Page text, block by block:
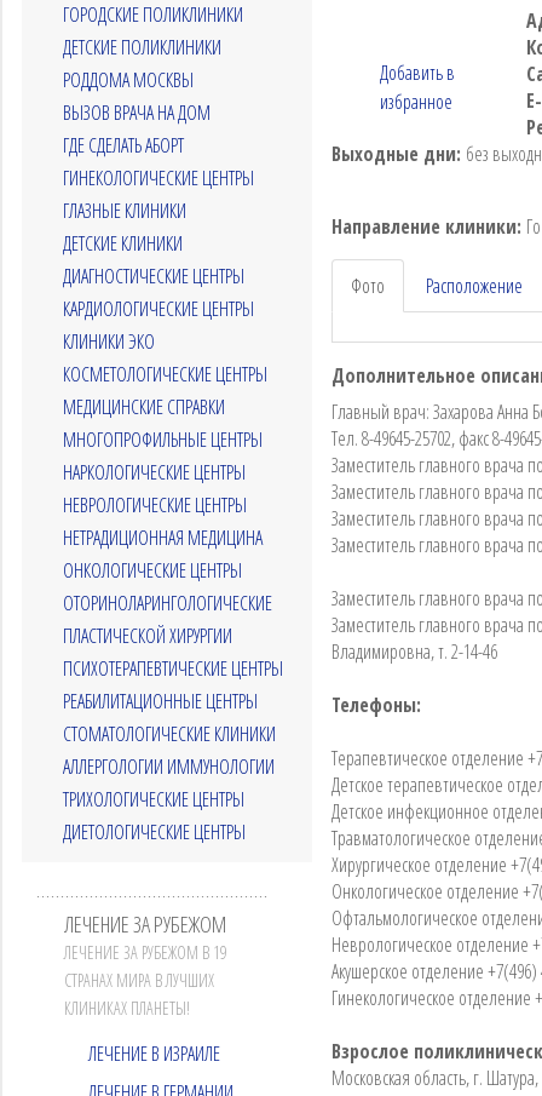
Добавить в
избранное
Выходные дни: без
Направление клиники:
Фото Расположение
Дополнительное
Главный врач: Захарова Анна
Тел. 8-49645-25702, факс 8-
Заместитель главного врача
Заместитель главного врача
Заместитель главного врача
Заместитель главного врача
Заместитель главного врача
Заместитель главного
Владимировна, т. 2-14-46
Телефоны:
Терапевтическое отделение
Детское терапевтическое
Детское инфекционное
Травматологическое
Хирургическое отделение
Онкологическое отделение
Офтальмологическое
Неврологическое отделение
Акушерское отделение +7(496)
Гинекологическое отделение
Взрослое
Московская область, г.
ГОРОДСКИЕ ПОЛИКЛИНИКИ
ДЕТСКИЕ ПОЛИКЛИНИКИ
РОДДОМА МОСКВЫ
ВЫЗОВ ВРАЧА НА ДОМ
ГДЕ СДЕЛАТЬ АБОРТ
ГИНЕКОЛОГИЧЕСКИЕ ЦЕНТРЫ
ГЛАЗНЫЕ КЛИНИКИ
ДЕТСКИЕ КЛИНИКИ
ДИАГНОСТИЧЕСКИЕ ЦЕНТРЫ
КАРДИОЛОГИЧЕСКИЕ ЦЕНТРЫ
КЛИНИКИ ЭКО
КОСМЕТОЛОГИЧЕСКИЕ ЦЕНТРЫ
МЕДИЦИНСКИЕ СПРАВКИ
МНОГОПРОФИЛЬНЫЕ ЦЕНТРЫ
НАРКОЛОГИЧЕСКИЕ ЦЕНТРЫ
НЕВРОЛОГИЧЕСКИЕ ЦЕНТРЫ
НЕТРАДИЦИОННАЯ МЕДИЦИНА
ОНКОЛОГИЧЕСКИЕ ЦЕНТРЫ
ОТОРИНОЛАРИНГОЛОГИЧЕСКИЕ
ПЛАСТИЧЕСКОЙ ХИРУРГИИ
ПСИХОТЕРАПЕВТИЧЕСКИЕ ЦЕНТРЫ
РЕАБИЛИТАЦИОННЫЕ ЦЕНТРЫ
СТОМАТОЛОГИЧЕСКИЕ КЛИНИКИ
АЛЛЕРГОЛОГИИ ИММУНОЛОГИИ
ТРИХОЛОГИЧЕСКИЕ ЦЕНТРЫ
ДИЕТОЛОГИЧЕСКИЕ ЦЕНТРЫ
ЛЕЧЕНИЕ ЗА РУБЕЖОМ
ЛЕЧЕНИЕ ЗА РУБЕЖОМ В 19
СТРАНАХ МИРА В ЛУЧШИХ
КЛИНИКАХ ПЛАНЕТЫ!
ЛЕЧЕНИЕ В ИЗРАИЛЕ